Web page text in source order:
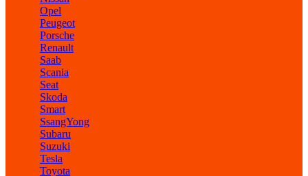
Opel
Peugeot
Porsche
Renault
Saab
Scania
Seat
Skoda
Smart
SsangYong
Subaru
Suzuki
Tesla
Toyota